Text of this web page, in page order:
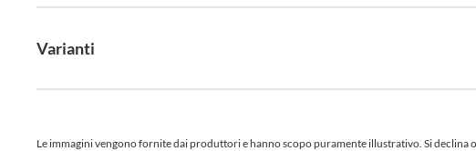
Varianti
Le immagini vengono fornite dai produttori e hanno scopo puramente illustrativo. Si